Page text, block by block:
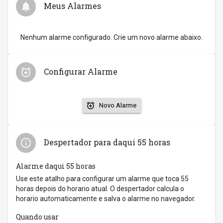
Meus Alarmes
Nenhum alarme configurado. Crie um novo alarme abaixo.
Configurar Alarme
Novo Alarme
Despertador para daqui 55 horas
Alarme daqui 55 horas
Use este atalho para configurar um alarme que toca 55
horas depois do horario atual. O despertador calcula o
horario automaticamente e salva o alarme no navegador.
Quando usar